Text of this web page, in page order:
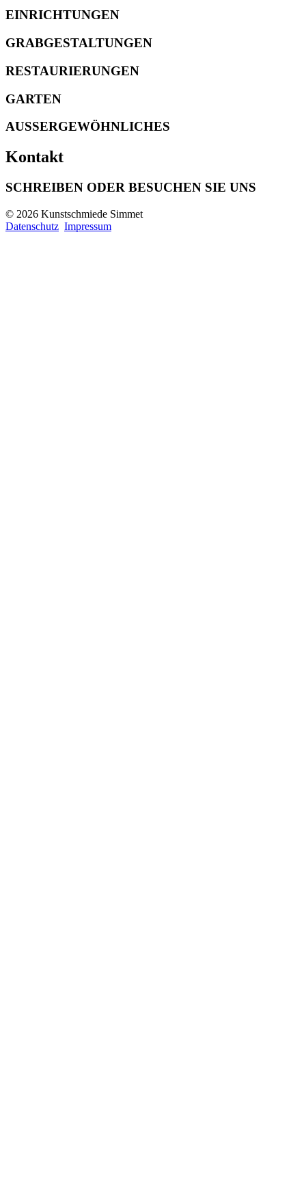
EINRICHTUNGEN
GRABGESTALTUNGEN
RESTAURIERUNGEN
GARTEN
AUSSERGEWÖHNLICHES
Kontakt
SCHREIBEN ODER BESUCHEN SIE UNS
© 2026 Kunstschmiede Simmet
Datenschutz Impressum